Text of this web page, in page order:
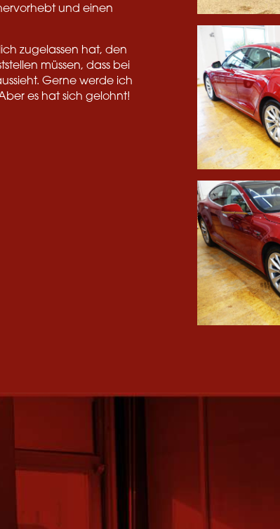
und einen
zugelassen hat, den
müssen, dass bei
Gerne werde ich
es hat sich gelohnt!